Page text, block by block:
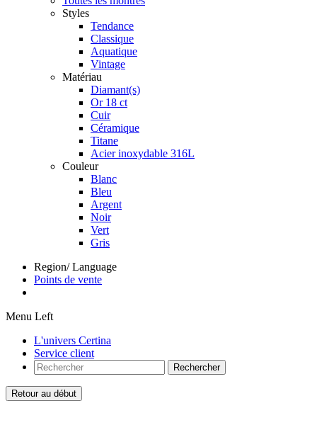
Styles
Tendance
Classique
Aquatique
Vintage
Matériau
Diamant(s)
Or 18 ct
Cuir
Céramique
Titane
Acier inoxydable 316L
Couleur
Blanc
Bleu
Argent
Noir
Vert
Gris
Region/ Language
Points de vente
Menu Left
L'univers Certina
Service client
Rechercher
Retour au début